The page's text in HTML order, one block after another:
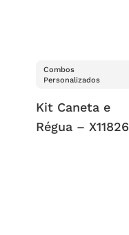
Combos
Personalizados
Kit Caneta e
Régua – X11826